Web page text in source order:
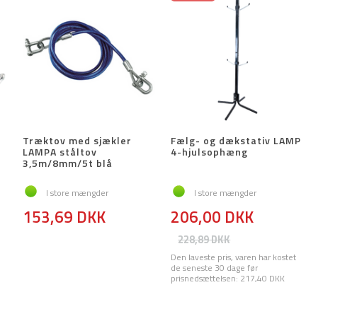
Træktov med sjækler
LAMPA ståltov
3,5m/8mm/5t blå
I store mængder
153,69 DKK
Fælg- og dækstativ LAMP
4-hjulsophæng
I store mængder
228,89 DKK
206,00 DKK
Den laveste pris, varen har kostet
de seneste 30 dage før
prisnedsættelsen: 217,40 DKK